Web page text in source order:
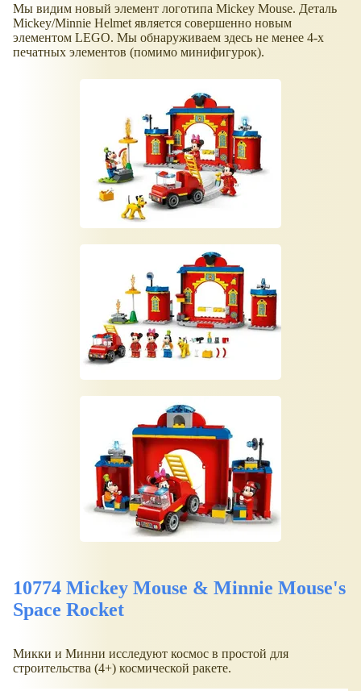
Мы видим новый элемент логотипа Mickey Mouse. Деталь
Mickey/Minnie Helmet является совершенно новым
элементом LEGO. Мы обнаруживаем здесь не менее 4-х
печатных элементов (помимо минифигурок).
10774 Mickey Mouse & Minnie Mouse's
Space Rocket
Микки и Минни исследуют космос в простой для
строительства (4+) космической ракете.